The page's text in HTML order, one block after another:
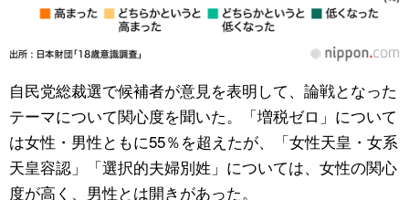
自民党総裁選で候補者が意見を表明して、論戦となった
テーマについて関心度を聞いた。「増税ゼロ」について
は女性・男性ともに55％を超えたが、「女性天皇・女系
天皇容認」「選択的夫婦別姓」については、女性の関心
度が高く、男性とは開きがあった。